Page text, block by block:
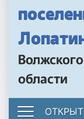
области